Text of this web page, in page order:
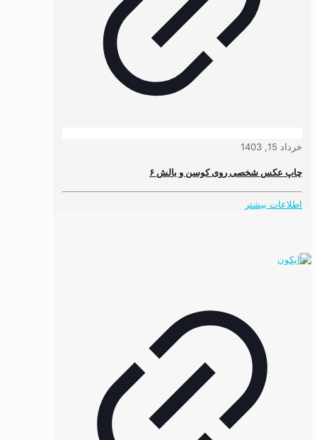
خرداد 15, 1403
چاپ عکس شخصی روی کوسن و بالش ۶
اطلاعات بیشتر